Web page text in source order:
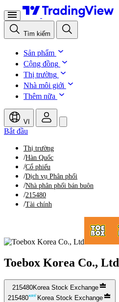
Tìm kiếm
Sản phẩm
Cộng đồng
Thị trường
Nhà môi giới
Thêm nữa
VI
Bắt đầu
Thị trường
/Hàn Quốc
/Cổ phiếu
/Dịch vụ Phân phối
/Nhà phân phối bán buôn
/215480
/Tài chính
Toebox Korea Co., Ltd
215480Korea Stock Exchange
215480
Korea Stock Exchange